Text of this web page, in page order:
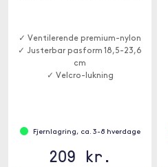
✓ Ventilerende premium-nylon
✓ Justerbar pasform 18,5-23,6
cm
✓ Velcro-lukning
Fjernlagring, ca. 3-8 hverdage
209 kr.